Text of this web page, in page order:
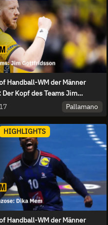
Handball-WM der Männer
Der Kopf des Teams Jim
Pallamano
HIGHLIGHTS
Handball-WM der Männer